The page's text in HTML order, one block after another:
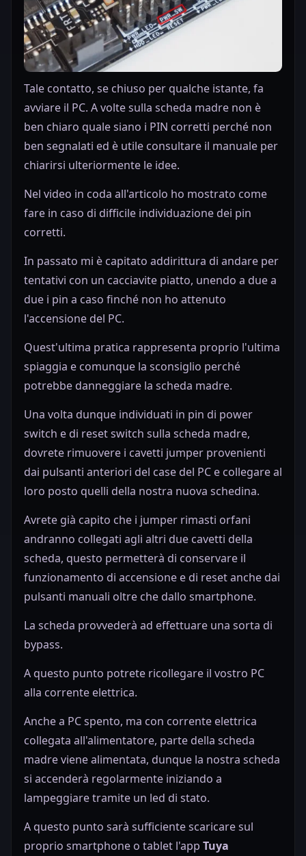
Tale contatto, se chiuso per qualche istante, fa
avviare il PC. A volte sulla scheda madre non è
ben chiaro quale siano i PIN corretti perché non
ben segnalati ed è utile consultare il manuale per
chiarirsi ulteriormente le idee.
Nel video in coda all'articolo ho mostrato come
fare in caso di difficile individuazione dei pin
corretti.
In passato mi è capitato addirittura di andare per
tentativi con un cacciavite piatto, unendo a due a
due i pin a caso finché non ho attenuto
l'accensione del PC.
Quest'ultima pratica rappresenta proprio l'ultima
spiaggia e comunque la sconsiglio perché
potrebbe danneggiare la scheda madre.
Una volta dunque individuati in pin di power
switch e di reset switch sulla scheda madre,
dovrete rimuovere i cavetti jumper provenienti
dai pulsanti anteriori del case del PC e collegare al
loro posto quelli della nostra nuova schedina.
Avrete già capito che i jumper rimasti orfani
andranno collegati agli altri due cavetti della
scheda, questo permetterà di conservare il
funzionamento di accensione e di reset anche dai
pulsanti manuali oltre che dallo smartphone.
La scheda provvederà ad effettuare una sorta di
bypass.
A questo punto potrete ricollegare il vostro PC
alla corrente elettrica.
Anche a PC spento, ma con corrente elettrica
collegata all'alimentatore, parte della scheda
madre viene alimentata, dunque la nostra scheda
si accenderà regolarmente iniziando a
lampeggiare tramite un led di stato.
A questo punto sarà sufficiente scaricare sul
proprio smartphone o tablet l'app Tuya